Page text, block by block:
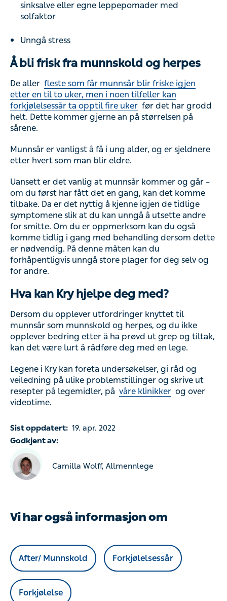
sinksalve eller egne leppepomader med
solfaktor
Unngå stress
Å bli frisk fra munnskold og herpes
De aller fleste som får munnsår blir friske igjen
etter en til to uker, men i noen tilfeller kan
forkjølelsessår ta opptil fire uker før det har grodd
helt. Dette kommer gjerne an på størrelsen på
sårene.
Munnsår er vanligst å få i ung alder, og er sjeldnere
etter hvert som man blir eldre.
Uansett er det vanlig at munnsår kommer og går –
om du først har fått det en gang, kan det komme
tilbake. Da er det nyttig å kjenne igjen de tidlige
symptomene slik at du kan unngå å utsette andre
for smitte. Om du er oppmerksom kan du også
komme tidlig i gang med behandling dersom dette
er nødvendig. På denne måten kan du
forhåpentligvis unngå store plager for deg selv og
for andre.
Hva kan Kry hjelpe deg med?
Dersom du opplever utfordringer knyttet til
munnsår som munnskold og herpes, og du ikke
opplever bedring etter å ha prøvd ut grep og tiltak,
kan det være lurt å rådføre deg med en lege.
Legene i Kry kan foreta undersøkelser, gi råd og
veiledning på ulike problemstillinger og skrive ut
resepter på legemidler, på våre klinikker og over
videotime.
Sist oppdatert: 19. apr. 2022
Godkjent av:
Camilla Wolff, Allmennlege
Vi har også informasjon om
After/ Munnskold Forkjølelsessår
Forkjølelse